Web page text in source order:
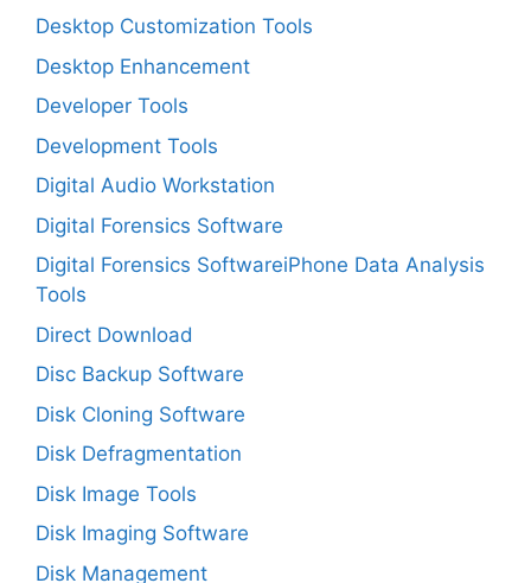
Desktop Customization Tools
Desktop Enhancement
Developer Tools
Development Tools
Digital Audio Workstation
Digital Forensics Software
Digital Forensics SoftwareiPhone Data Analysis
Tools
Direct Download
Disc Backup Software
Disk Cloning Software
Disk Defragmentation
Disk Image Tools
Disk Imaging Software
Disk Management